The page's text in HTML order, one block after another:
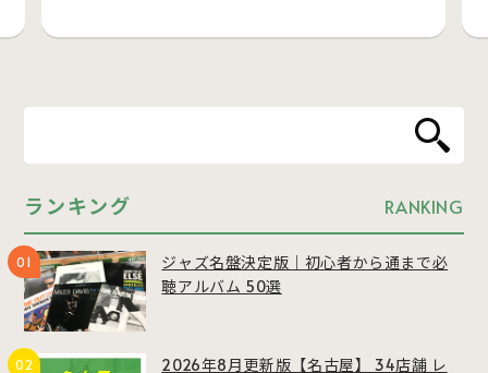
ランキング RANKING
ジャズ名盤決定版｜初心者から通まで必
聴アルバム 50選
2026年8月更新版【名古屋】 34店舗 レ